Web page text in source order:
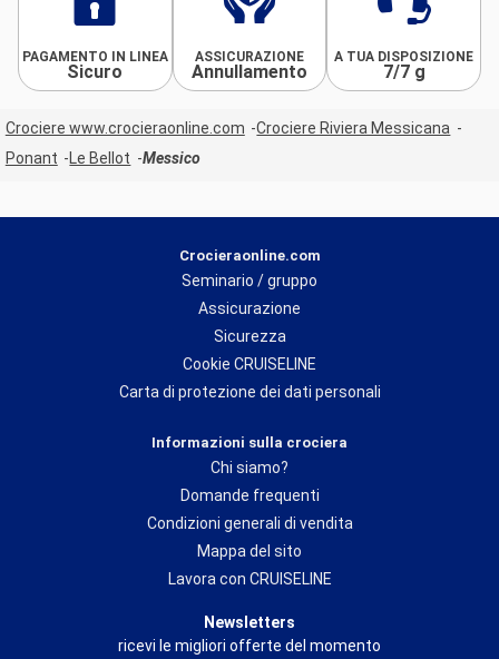
PAGAMENTO IN LINEA
Sicuro
ASSICURAZIONE
Annullamento
A TUA DISPOSIZIONE
7/7 g
Crociere www.crocieraonline.com
Crociere Riviera Messicana
Ponant
Le Bellot Messico
Crocieraonline.com
Seminario / gruppo
Assicurazione
Sicurezza
Cookie CRUISELINE
Carta di protezione dei dati personali
Informazioni sulla crociera
Chi siamo?
Domande frequenti
Condizioni generali di vendita
Mappa del sito
Lavora con CRUISELINE
Newsletters
ricevi le migliori offerte del momento